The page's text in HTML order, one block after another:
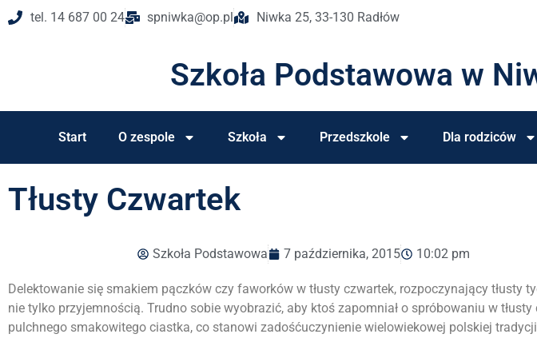
tel. 14 687 00 24 spniwka@op.pl Niwka 25, 33-130 Radłów
Szkoła Podstawowa w
Start O zespole Szkoła Przedszkole Dla rodziców
Tłusty Czwartek
Szkoła Podstawowa 7 października, 2015 10:02 pm
Delektowanie się smakiem pączków czy faworków w tłusty czwartek, rozpoczynający tłusty
nie tylko przyjemnością. Trudno sobie wyobrazić, aby ktoś zapomniał o spróbowaniu w tłusty
pulchnego smakowitego ciastka, co stanowi zadośćuczynienie wielowiekowej polskiej